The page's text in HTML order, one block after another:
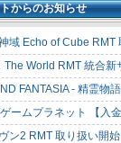
からのお知らせ
域 Echo of Cube RMT
The World RMT 統合
FANTASIA - 精霊物
ームプラネット 【入
ン2 RMT 取り扱い開